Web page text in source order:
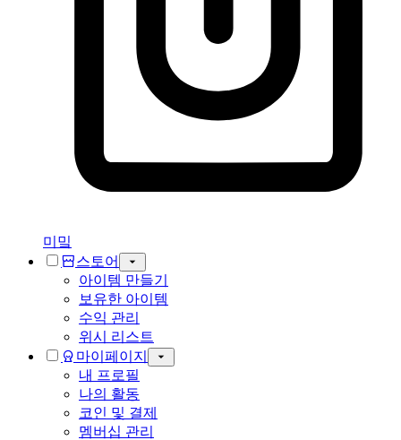
미밐
스토어
아이템 만들기
보유한 아이템
수익 관리
위시 리스트
마이페이지
내 프로필
나의 활동
코인 및 결제
멤버십 관리